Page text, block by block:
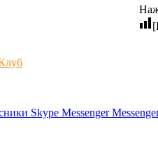
Skype Messenger